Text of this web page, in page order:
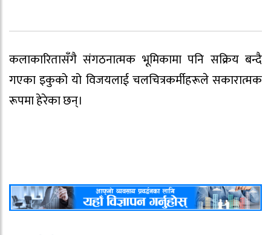
कलाकारितासँगै संगठनात्मक भूमिकामा पनि सक्रिय बन्दै
गएका इकुको यो विजयलाई चलचित्रकर्मीहरूले सकारात्मक
रूपमा हेरेका छन्।